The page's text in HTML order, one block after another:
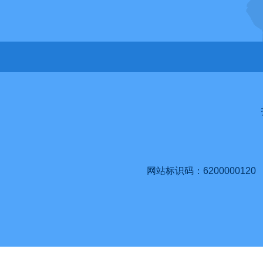
网站标识码：6200000120